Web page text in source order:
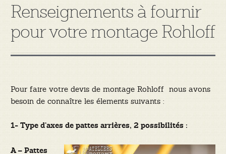
Renseignements à fournir
pour votre montage Rohloff
Pour faire votre devis de montage Rohloff nous avons
besoin de connaître les élements suivants :
1- Type d’axes de pattes arrières, 2 possibilités :
A – Pattes